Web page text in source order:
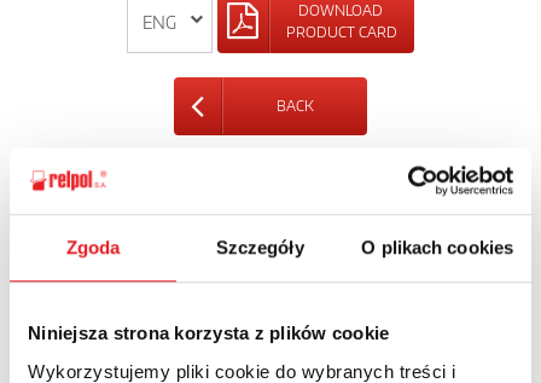
Zgoda Szczegóły O plikach cookies
Niniejsza strona korzysta z plików cookie
Wykorzystujemy pliki cookie do wybranych treści i
DOWNLOAD
PRODUCT CARD
BACK
Ask for the details of the offer